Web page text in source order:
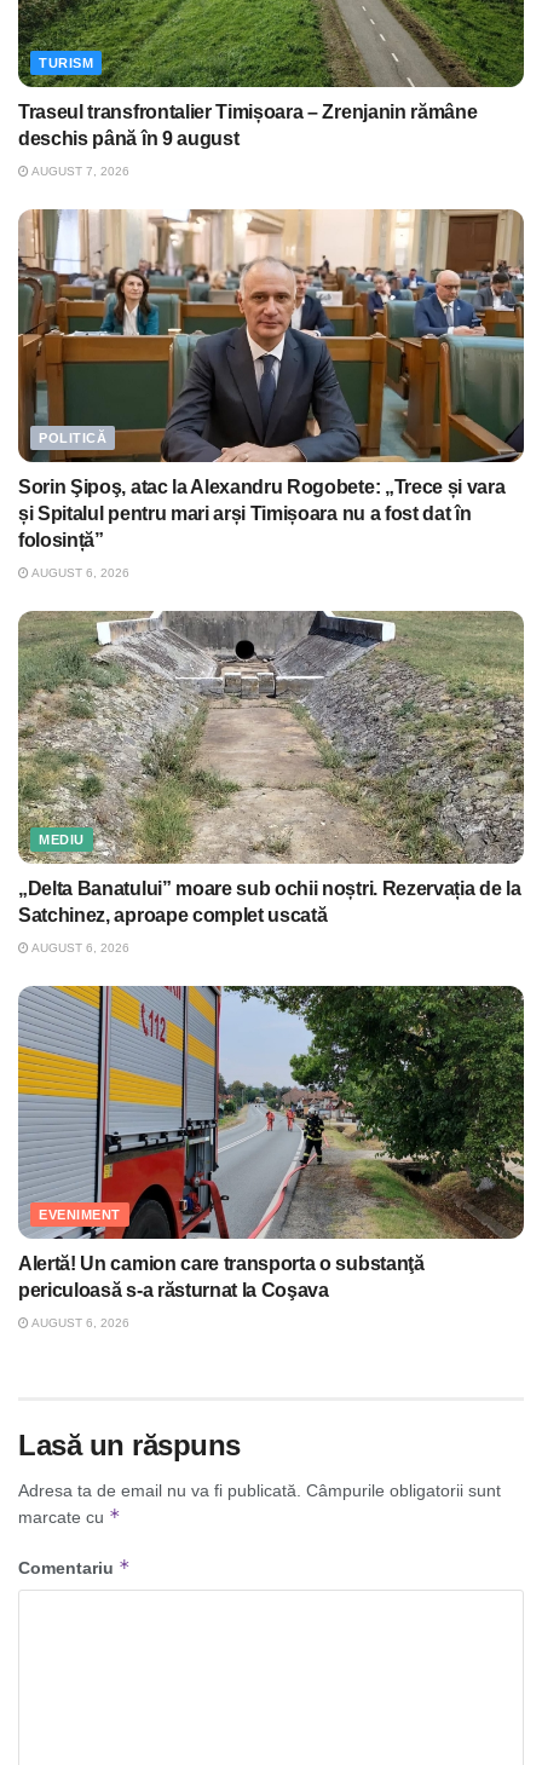
TURISM
Traseul transfrontalier Timișoara – Zrenjanin rămâne
deschis până în 9 august
AUGUST 7, 2026
POLITICĂ
Sorin Şipoş, atac la Alexandru Rogobete: „Trece și vara
și Spitalul pentru mari arși Timișoara nu a fost dat în
folosință”
AUGUST 6, 2026
MEDIU
„Delta Banatului” moare sub ochii noștri. Rezervația de la
Satchinez, aproape complet uscată
AUGUST 6, 2026
EVENIMENT
Alertă! Un camion care transporta o substanţă
periculoasă s-a răsturnat la Coşava
AUGUST 6, 2026
Lasă un răspuns
Adresa ta de email nu va fi publicată. Câmpurile obligatorii sunt
marcate cu *
Comentariu *